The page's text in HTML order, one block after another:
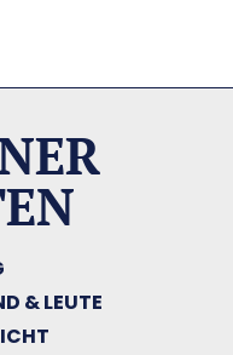
& LEUTE